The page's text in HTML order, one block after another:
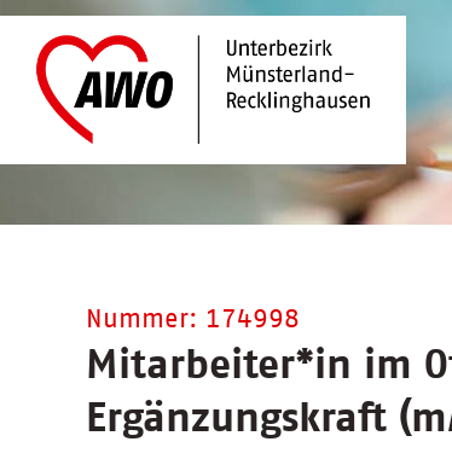
Nummer: 174998
Mitarbeiter*in im
Ergänzungskraft